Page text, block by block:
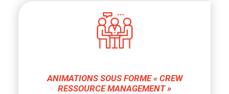
ANIMATIONS SOUS FORME « CREW
RESSOURCE MANAGEMENT »